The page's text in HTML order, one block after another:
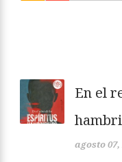
En el
agosto 07,